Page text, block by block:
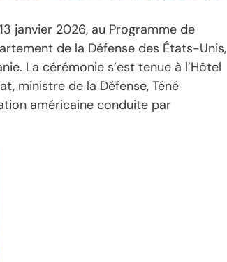
janvier 2026, au Programme de
de la Défense des États-Unis,
La cérémonie s’est tenue à l’Hôtel
ministre de la Défense, Téné
américaine conduite par